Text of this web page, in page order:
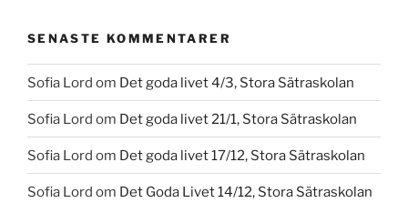
SENASTE KOMMENTARER
Sofia Lord om Det goda livet 4/3, Stora Sätraskolan
Sofia Lord om Det goda livet 21/1, Stora Sätraskolan
Sofia Lord om Det goda livet 17/12, Stora Sätraskolan
Sofia Lord om Det Goda Livet 14/12, Stora Sätraskolan